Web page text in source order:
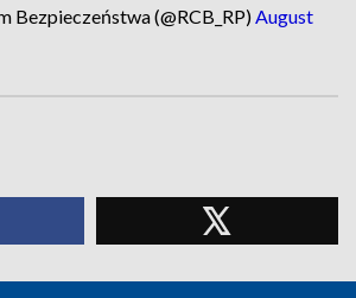
Bezpieczeństwa (@RCB_RP)August